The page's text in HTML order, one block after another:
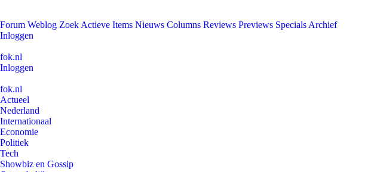
Forum Weblog Zoek Actieve Items Nieuws Columns Reviews Previews Specials Archief
Inloggen
fok.nl
Inloggen
fok.nl
Actueel
Nederland
Internationaal
Economie
Politiek
Tech
Showbiz en Gossip